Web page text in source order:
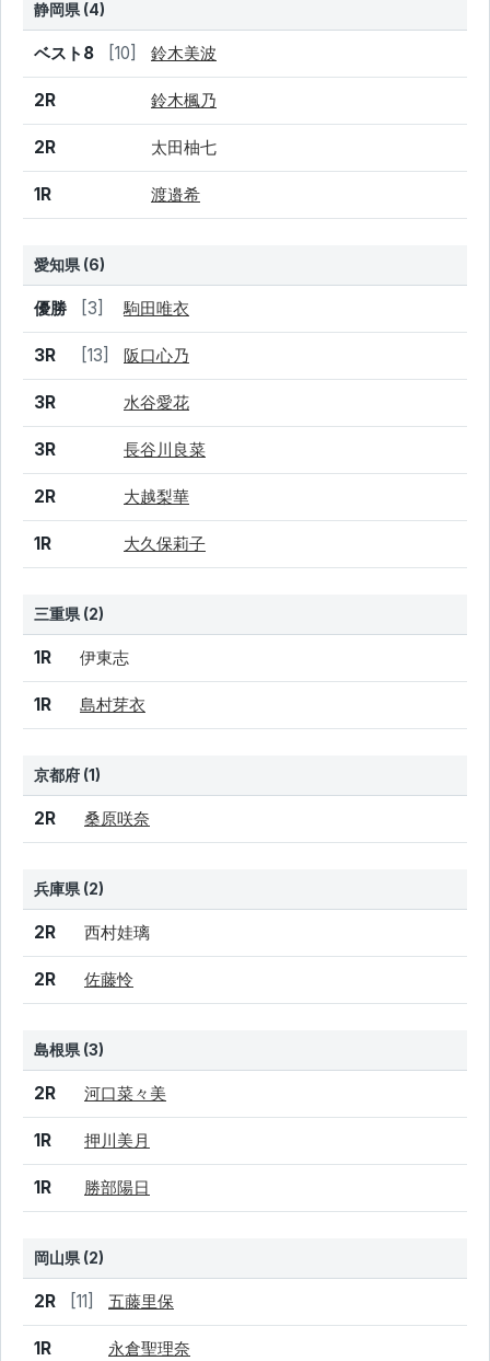
静岡県 (4)
結果 シード 選手名
ベスト8 [10] 鈴木美波
2R 鈴木楓乃
2R 太田柚七
1R 渡邉希
愛知県 (6)
結果 シード 選手名
優勝 [3] 駒田唯衣
3R [13] 阪口心乃
3R 水谷愛花
3R 長谷川良菜
2R 大越梨華
1R 大久保莉子
三重県 (2)
結果 シード
1R 伊東志
1R 島村芽衣
京都府 (1)
結果 シード 選手名
2R 桑原咲奈
兵庫県 (2)
結果 シード 選手名
2R 西村娃璃
2R 佐藤怜
島根県 (3)
結果 シード 選手名
2R 河口菜々美
1R 押川美月
1R 勝部陽日
岡山県 (2)
結果 シード 選手名
2R [11] 五藤里保
1R 永倉聖理奈